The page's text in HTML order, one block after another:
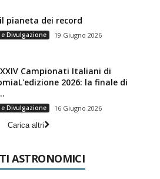
pianeta dei record
Divulgazione 19 Giugno 2026
Campionati Italiani di
2026: la finale di
Divulgazione
16 Giugno 2026
Carica altri
ASTRONOMICI